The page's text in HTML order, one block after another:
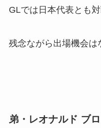
GLでは日本代表とも対
残念ながら出場機会は
弟・レオナルド ブ